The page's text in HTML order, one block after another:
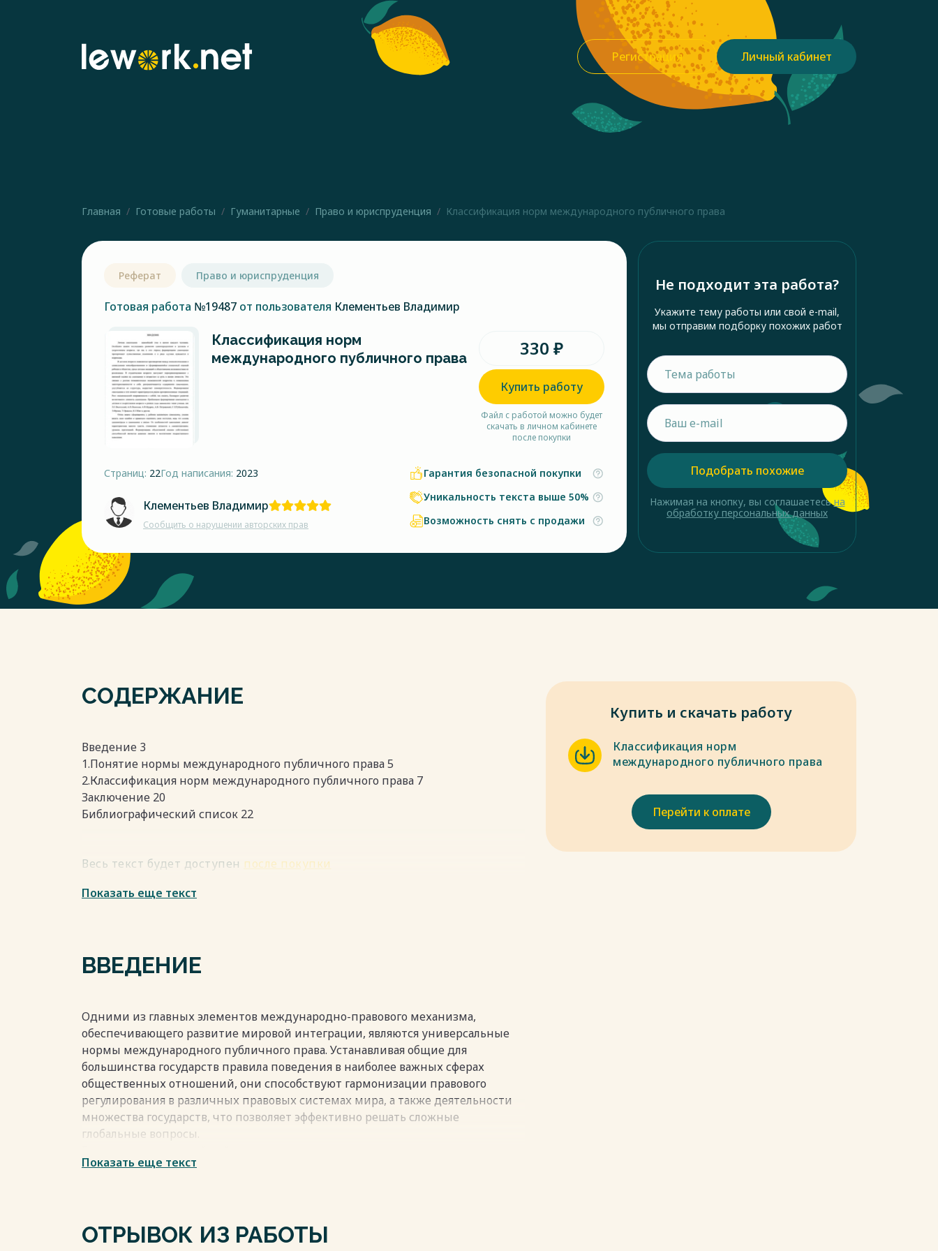
Регистрация Личный кабинет
Главная Готовые работы Гуманитарные Право и юриспруденция Классификация норм международного публичного права
Реферат Право и юриспруденция
Готовая работа №19487 от пользователя Клементьев Владимир
Классификация норм
международного публичного права
330 ₽
Купить работу
Файл с работой можно будет
скачать в личном кабинете
после покупки
Страниц: 22Год написания: 2023
Клементьев Владимир
Сообщить о нарушении авторских прав
Гарантия безопасной покупки
Уникальность текста выше 50%
Возможность снять с продажи
Не подходит эта работа?
Укажите тему работы или свой e-mail,
мы отправим подборку похожих работ
Подобрать похожие
Нажимая на кнопку, вы соглашаетесьна
обработку персональных данных
СОДЕРЖАНИЕ
Введение 3
1.Понятие нормы международного публичного права 5
2.Классификация норм международного публичного права 7
Заключение 20
Библиографический список 22
Весь текст будет доступен после покупки
Показать еще текст
ВВЕДЕНИЕ
Одними из главных элементов международно-правового механизма,
обеспечивающего развитие мировой интеграции, являются универсальные
нормы международного публичного права. Устанавливая общие для
большинства государств правила поведения в наиболее важных сферах
общественных отношений, они способствуют гармонизации правового
регулирования в различных правовых системах мира, а также деятельности
множества государств, что позволяет эффективно решать сложные
глобальные вопросы.
многогранность международного права, доказывая, что «правовой порядок,
международных отношений, затрагивающих интересы мирового сообщества
Показать еще текст
ОТРЫВОК ИЗ РАБОТЫ
Купить и скачать работу
Классификация норм
международного публичного права
Перейти к оплате